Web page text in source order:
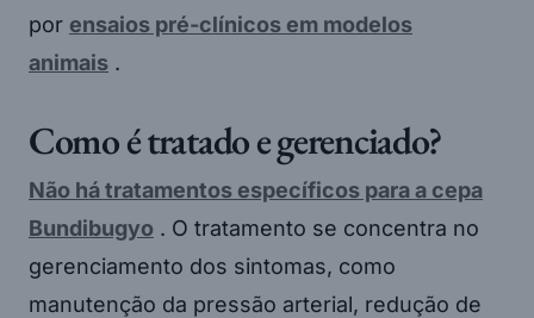
por ensaios pré-clínicos em modelos
animais .
Como é tratado e gerenciado?
Não há tratamentos específicos para a cepa
Bundibugyo . O tratamento se concentra no
gerenciamento dos sintomas, como
manutenção da pressão arterial, redução de